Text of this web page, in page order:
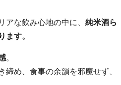
アな飲み心地の中に、 純米酒ら
ます。
。
締め、食事の余韻を邪魔せず、